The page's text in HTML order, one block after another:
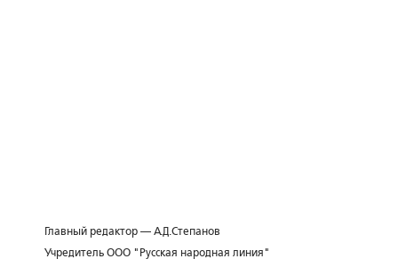
Главный редактор — А.Д.Степанов
Учредитель ООО "Русская народная линия"